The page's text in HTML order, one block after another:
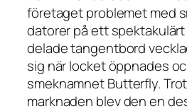
företaget problemet med
datorer på ett
delade tangentbord
sig när locket öppnades
smeknamnet Butterfly.
marknaden blev den en